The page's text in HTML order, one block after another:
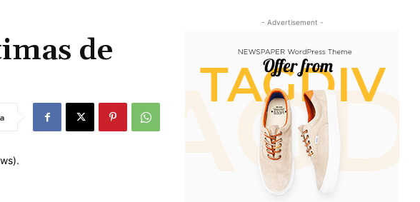
de
- Advertisement -